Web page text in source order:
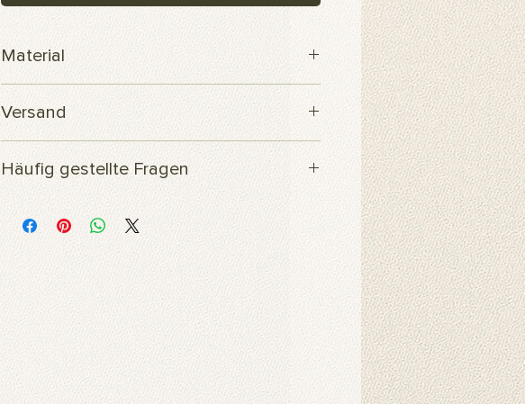
Material
Versand
Ihre Bestellung wird innerhalb von 3 Werktagen
versendet.
Häufig gestellte Fragen
Unsere Bilder werden auf strapazierfähigem,
daher ideal für langlebige Hintergrunddrucke für
Fotoshootings und Dekorationszwecke.
oder mit einem feuchten Tuch abgewischt werden.
Wofür wird das Produkt verwendet?
Unsere Produkte sind als Hintergründe für